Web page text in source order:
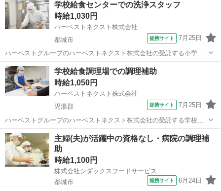
学校給食センターでの洗浄スタッフ
時給1,030円
ハーベストネクスト株式会社
都城市
提携サイト 7月25日
ハーベストグループのハーベストネクスト株式会社の受託する小学校
給食の洗浄業務をお願いします。 生徒たちに毎回美味しく温かい食事
を提供できるよう、工夫を凝らした業務をお願いします。 子どもたち
が美味しそうに食べる姿は何よりもや...
宮崎 都城市 その他
学校給食調理場での調理補助
時給1,050円
ハーベストネクスト株式会社
児湯郡
提携サイト 7月25日
ハーベストグループのハーベストネクスト株式会社の受託する学校給
食の検収・下処理・調理・洗浄などの調理補助業務をお願いします。
生徒たちに毎回美味しく温かい食事を提供できるよう、工夫を凝らし
た業務をお願いします。 子どもたちが...
宮崎 児湯郡 その他
主婦(夫)が活躍中の資格なし・病院の調理補
助
時給1,100円
株式会社シダックスフードサービス
都城市
提携サイト 6月24日